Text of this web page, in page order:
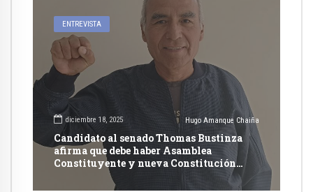
ENTREVISTA
diciembre 18, 2025 Hugo Amanque Chaiña
Candidato al senado Thomas Bustinza
afirma que debe haber Asamblea
Constituyente y nueva Constitución